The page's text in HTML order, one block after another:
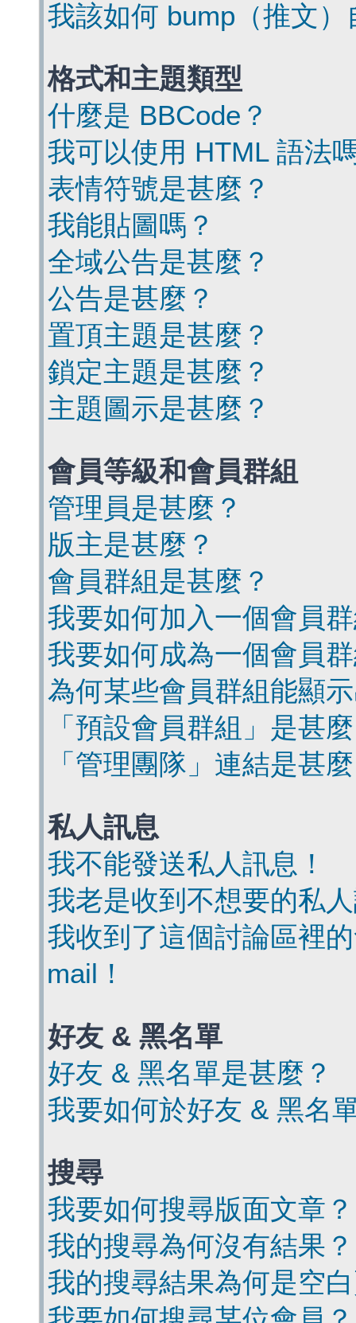
我該如何 bump（推文
格式和主題類型
什麼是 BBCode？
我可以使用 HTML 語法
表情符號是甚麼？
我能貼圖嗎？
全域公告是甚麼？
公告是甚麼？
置頂主題是甚麼？
鎖定主題是甚麼？
主題圖示是甚麼？
會員等級和會員群組
管理員是甚麼？
版主是甚麼？
會員群組是甚麼？
我要如何加入一個會員
我要如何成為一個會員
為何某些會員群組能顯
「預設會員群組」是甚
「管理團隊」連結是甚
私人訊息
我不能發送私人訊息！
我老是收到不想要的私
我收到了這個討論區裡
mail！
好友 & 黑名單
好友 & 黑名單是甚麼？
我要如何於好友 & 黑名
搜尋
我要如何搜尋版面文章？
我的搜尋為何沒有結果？
我的搜尋結果為何是空